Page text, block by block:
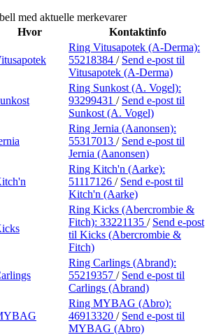
med aktuelle merkevarer
Hvor Kontaktinfo
Ring Vitusapotek (A-Derma):
55218384 / Send e-post til
Vitusapotek (A-Derma)
Ring Sunkost (A. Vogel):
93299431 / Send e-post til
Sunkost (A. Vogel)
Ring Jernia (Aanonsen):
55317013 / Send e-post til
Jernia (Aanonsen)
Ring Kitch'n (Aarke):
51117126 / Send e-post til
Kitch'n (Aarke)
Ring Kicks (Abercrombie &
Fitch): 33221135 / Send e-post
til Kicks (Abercrombie &
Fitch)
Ring Carlings (Abrand):
55219357 / Send e-post til
Carlings (Abrand)
Ring MYBAG (Abro):
46913320 / Send e-post til
MYBAG (Abro)